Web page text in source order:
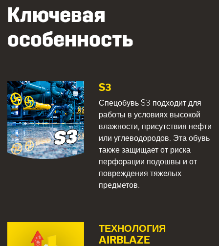
Ключевая
особенность
S3
Спецобувь S3 подходит для
работы в условиях высокой
влажности, присутствия нефти
или углеводородов. Эта обувь
также защищает от риска
перфорации подошвы и от
повреждения тяжелых
предметов.
ТЕХНОЛОГИЯ
AIRBLAZE